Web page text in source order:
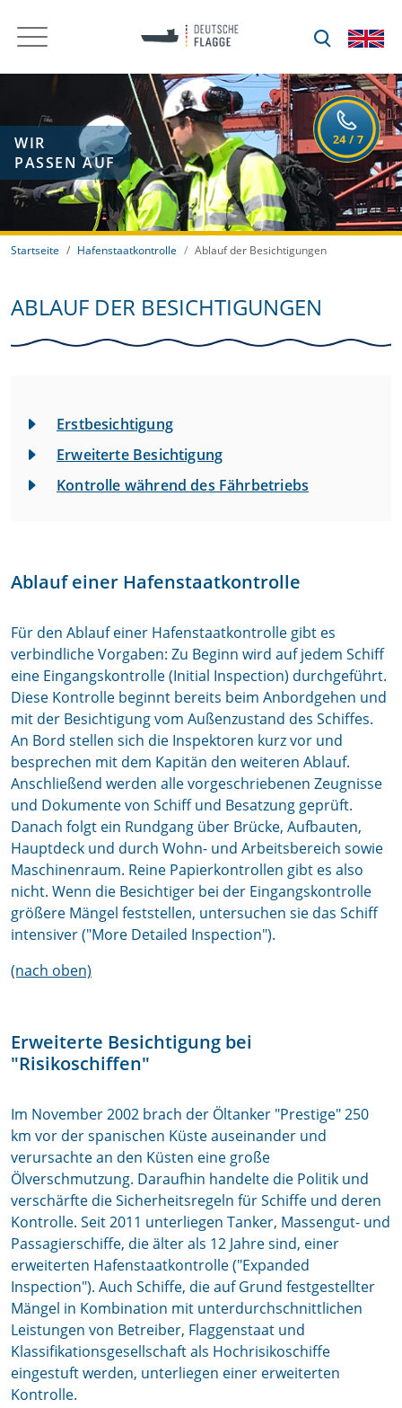
WIR
PASSEN AUF
Startseite Hafenstaatkontrolle Ablauf der Besichtigungen
ABLAUF DER BESICHTIGUNGEN
Erstbesichtigung
Erweiterte Besichtigung
Kontrolle während des Fährbetriebs
Ablauf einer Hafenstaatkontrolle
Für den Ablauf einer Hafenstaatkontrolle gibt es
verbindliche Vorgaben: Zu Beginn wird auf jedem Schiff
eine Eingangskontrolle (Initial Inspection) durchgeführt.
Diese Kontrolle beginnt bereits beim Anbordgehen und
mit der Besichtigung vom Außenzustand des Schiffes.
An Bord stellen sich die Inspektoren kurz vor und
besprechen mit dem Kapitän den weiteren Ablauf.
Anschließend werden alle vorgeschriebenen Zeugnisse
und Dokumente von Schiff und Besatzung geprüft.
Danach folgt ein Rundgang über Brücke, Aufbauten,
Hauptdeck und durch Wohn- und Arbeitsbereich sowie
Maschinenraum. Reine Papierkontrollen gibt es also
nicht. Wenn die Besichtiger bei der Eingangskontrolle
größere Mängel feststellen, untersuchen sie das Schiff
intensiver ("More Detailed Inspection").
(nach oben)
Erweiterte Besichtigung bei
"Risikoschiffen"
Im November 2002 brach der Öltanker "Prestige" 250
km vor der spanischen Küste auseinander und
verursachte an den Küsten eine große
Ölverschmutzung. Daraufhin handelte die Politik und
verschärfte die Sicherheitsregeln für Schiffe und deren
Kontrolle. Seit 2011 unterliegen Tanker, Massengut- und
Passagierschiffe, die älter als 12 Jahre sind, einer
erweiterten Hafenstaatkontrolle ("Expanded
Inspection"). Auch Schiffe, die auf Grund festgestellter
Mängel in Kombination mit unterdurchschnittlichen
Leistungen von Betreiber, Flaggenstaat und
Klassifikationsgesellschaft als Hochrisikoschiffe
eingestuft werden, unterliegen einer erweiterten
Kontrolle.